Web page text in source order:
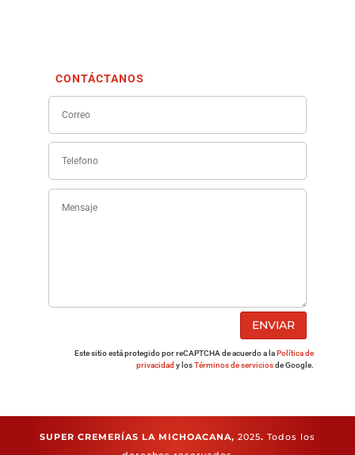
CONTÁCTANOS
ENVIAR
Este sitio está protegido por reCAPTCHA de acuerdo a laPolítica de
privacidad y losTérminos de serviciosde Google.
SUPER CREMERÍAS LA MICHOACANA, 2025. Todos los